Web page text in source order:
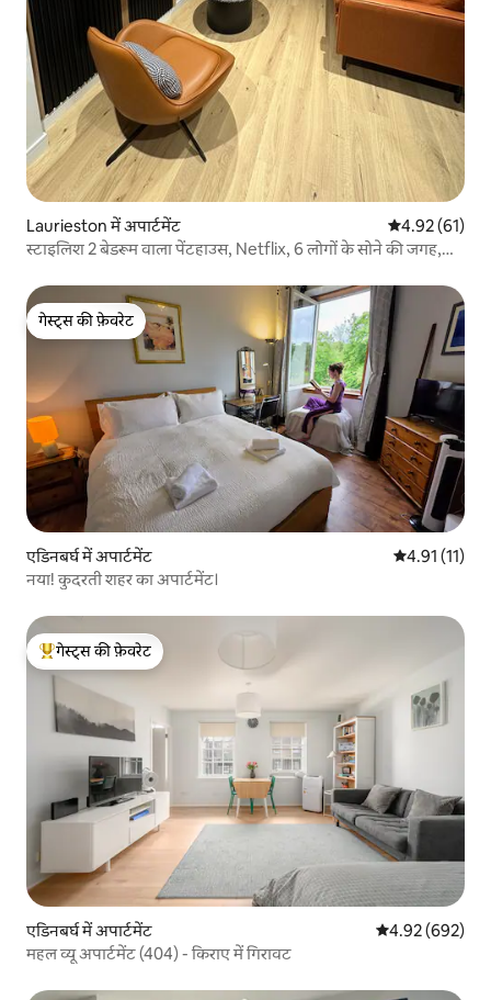
Laurieston में अपार्टमेंट औसत रेटिंग 5 में
4.92 (61)
स्टाइलिश 2 बेडरूम वाला पेंटहाउस, Netflix, 6 लोगों के सोने की जगह,
गेस्ट्स की फ़ेवरेट
गेस्ट्स की फ़ेवरेट
एडिनबर्घ में अपार्टमेंट औसत रेटिंग 5 में
4.91 (11)
नया! कुदरती शहर का अपार्टमेंट।
गेस्ट्स का टॉप फ़ेवरेट
गेस्ट्स की फ़ेवरेट
एडिनबर्घ में अपार्टमेंट औसत रेटिंग 5 में से
4.92 (692)
महल व्यू अपार्टमेंट (404) - किराए में गिरावट